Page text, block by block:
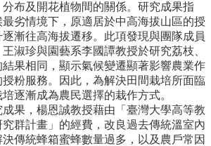
布及開花植物間的關係。研究成果指
劣情境下，原適居於中高海拔山區的授
漸往高海拔遷移。此項發現與團隊成員
淑珍與園藝系李國譚教授於研究荔枝、
果相同，顯示氣候變遷顯著影響農業作
粉服務。因此，為解決田間栽培所面臨
逐漸成為農民選擇的栽作方式。
果，楊恩誠教授藉由「臺灣大學高等教
群計畫」的經費，改良過去傳統溫室內
傳統蜂箱蜜蜂數量過多，以及農戶常因